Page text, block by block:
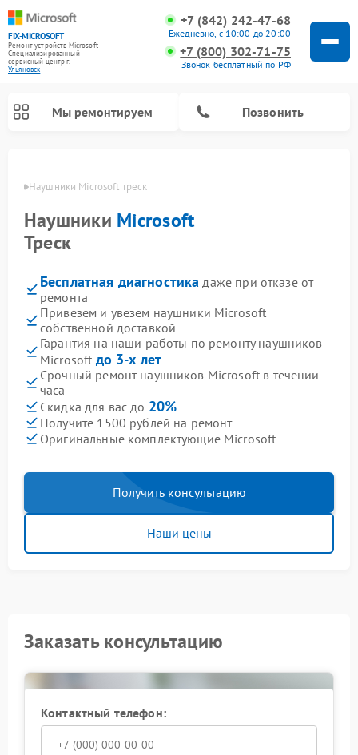
FIX-MICROSOFT
Ремонт устройств Microsoft
Специализированный
cервисный центр г.
Ульяновск
+7 (842) 242-47-68
Ежедневно, с 10:00 до 20:00
+7 (800) 302-71-75
Звонок бесплатный по РФ
Мы ремонтируем Позвонить
Наушники Microsoft треск
Наушники Microsoft
Треск
Бесплатная диагностика даже при отказе от
ремонта
Привезем и увезем наушники Microsoft
собственной доставкой
Гарантия на наши работы по ремонту наушников
Microsoft до 3-х лет
Срочный ремонт наушников Microsoft в течении
часа
Скидка для вас до 20%
Получите 1500 рублей на ремонт
Оригинальные комплектующие Microsoft
Получить консультацию
Наши цены
Заказать консультацию
Контактный телефон: